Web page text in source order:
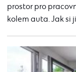
prostor pro
kolem auta. Jak si